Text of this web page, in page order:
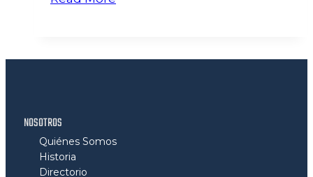
NOSOTROS
Quiénes Somos
Historia
Directorio